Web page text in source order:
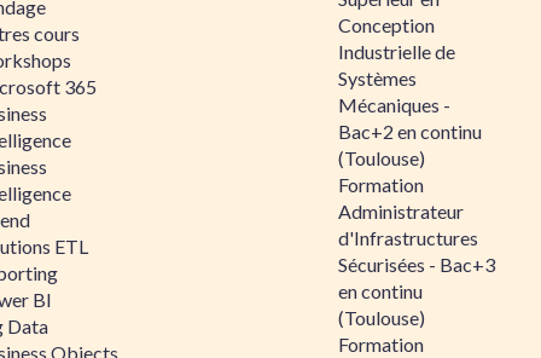
cours
365
ETL
BI
Data
Objects
Conception
Industrielle de
Systèmes
Mécaniques -
Bac+2 en continu
(Toulouse)
Formation
Administrateur
d'Infrastructures
Sécurisées - Bac+3
en continu
(Toulouse)
Formation